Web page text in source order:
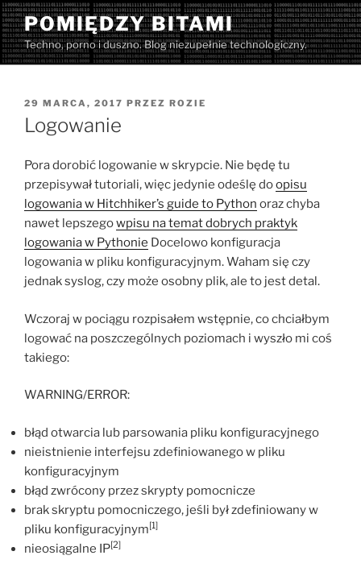
Przejdź
do
treści
POMIĘDZY BITAMI
Techno, porno i duszno. Blog niezupełnie technologiczny.
OPUBLIKOWANE
W
29 MARCA, 2017 PRZEZ ROZIE
Logowanie
Pora dorobić logowanie w skrypcie. Nie będę tu
przepisywał tutoriali, więc jedynie odeślę doopisu
logowania w Hitchhiker’s guide to Python oraz chyba
nawet lepszegowpisu na temat dobrych praktyk
logowania w Pythonie Docelowo konfiguracja
logowania w pliku konfiguracyjnym. Waham się czy
jednak syslog, czy może osobny plik, ale to jest detal.
Wczoraj w pociągu rozpisałem wstępnie, co chciałbym
logować na poszczególnych poziomach i wyszło mi coś
takiego:
WARNING/ERROR:
błąd otwarcia lub parsowania pliku konfiguracyjnego
nieistnienie interfejsu zdefiniowanego w pliku
konfiguracyjnym
błąd zwrócony przez skrypty pomocnicze
brak skryptu pomocniczego, jeśli był zdefiniowany w
pliku konfiguracyjnym[1]
nieosiągalne IP[2]